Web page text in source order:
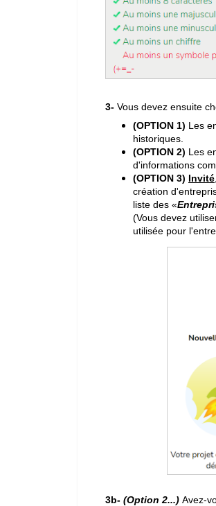
3- Vous devez ensuite
(OPTION 1) Les
historiques.
(OPTION 2) Les
d'informations
(OPTION 3) Invité
création
liste des «
(Vous devez
utilisée pour
3b- (Option 2...) Avez-